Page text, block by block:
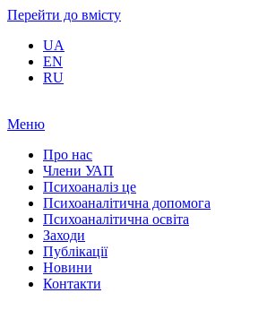
Перейти до вмісту
UA
EN
RU
Меню
Про нас
Члени УАП
Психоаналіз це
Психоаналітична допомога
Психоаналітична освіта
Заходи
Публікації
Новини
Контакти